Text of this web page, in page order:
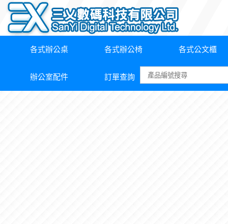
各式辦公桌 各式辦公椅 各式公文櫃
辦公室配件 訂單查詢